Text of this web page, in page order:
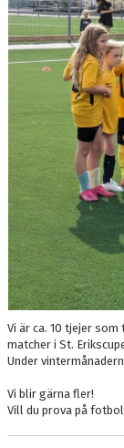
Vi är ca. 10 tjejer
matcher i St.
Under
Vi blir gärna fler!
Vill du prova på